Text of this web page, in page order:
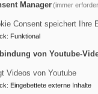
Wir für Sie
Manager(immer
Consent speichert Ihre
: Funktional
von Youtube-
Videos von Youtube
: Eingebettete externe Inhalte